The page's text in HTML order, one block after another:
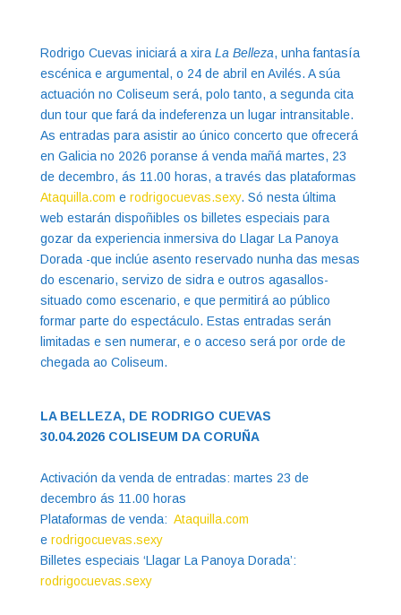
Rodrigo Cuevas iniciará a xira La Belleza, unha fantasía
escénica e argumental, o 24 de abril en Avilés. A súa
actuación no Coliseum será, polo tanto, a segunda cita
dun tour que fará da indeferenza un lugar intransitable.
As entradas para asistir ao único concerto que ofrecerá
en Galicia no 2026 poranse á venda mañá martes, 23
de decembro, ás 11.00 horas, a través das plataformas
Ataquilla.com e rodrigocuevas.sexy. Só nesta última
web estarán dispoñibles os billetes especiais para
gozar da experiencia inmersiva do Llagar La Panoya
Dorada -que inclúe asento reservado nunha das mesas
do escenario, servizo de sidra e outros agasallos-
situado como escenario, e que permitirá ao público
formar parte do espectáculo. Estas entradas serán
limitadas e sen numerar, e o acceso será por orde de
chegada ao Coliseum.
LA BELLEZA, DE RODRIGO CUEVAS
30.04.2026 COLISEUM DA CORUÑA
Activación da venda de entradas: martes 23 de
decembro ás 11.00 horas
Plataformas de venda: Ataquilla.com
e rodrigocuevas.sexy
Billetes especiais ‘Llagar La Panoya Dorada’:
rodrigocuevas.sexy